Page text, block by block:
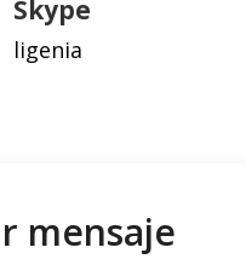
Skype​​​​​​​​​​​​
ligenia
mensaje